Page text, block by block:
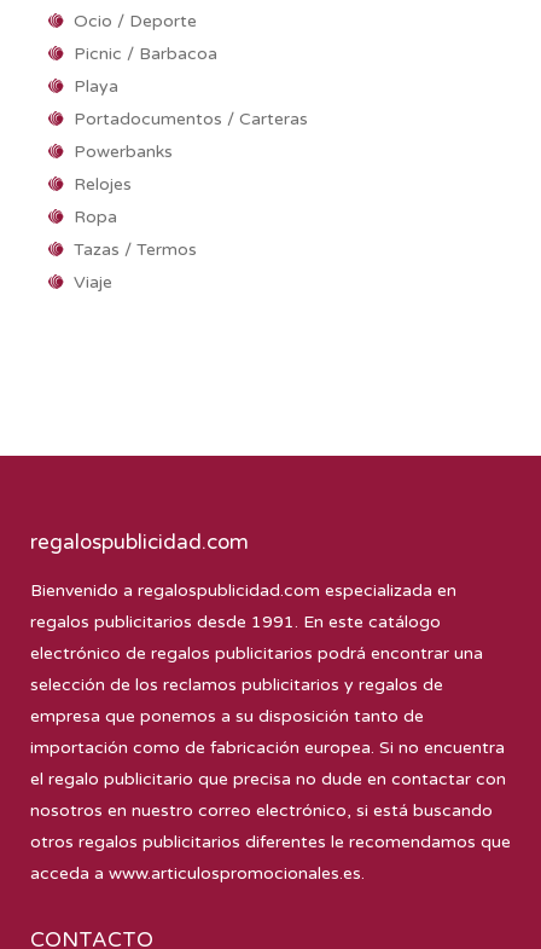
Ocio / Deporte
Picnic / Barbacoa
Playa
Portadocumentos / Carteras
Powerbanks
Relojes
Ropa
Tazas / Termos
Viaje
regalospublicidad.com
Bienvenido a regalospublicidad.com especializada en
regalos publicitarios desde 1991. En este catálogo
electrónico de regalos publicitarios podrá encontrar una
selección de los reclamos publicitarios y regalos de
empresa que ponemos a su disposición tanto de
importación como de fabricación europea. Si no encuentra
el regalo publicitario que precisa no dude en contactar con
nosotros en nuestro correo electrónico, si está buscando
otros regalos publicitarios diferentes le recomendamos que
acceda a www.articulospromocionales.es.
CONTACTO